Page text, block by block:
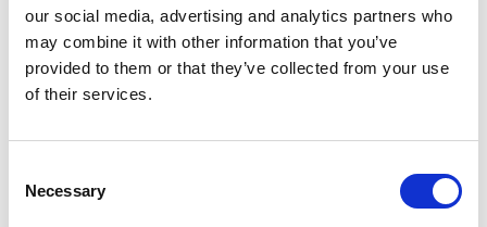
our social media, advertising and analytics partners who
may combine it with other information that you’ve
provided to them or that they’ve collected from your use
of their services.
Selection
Necessary
autobench